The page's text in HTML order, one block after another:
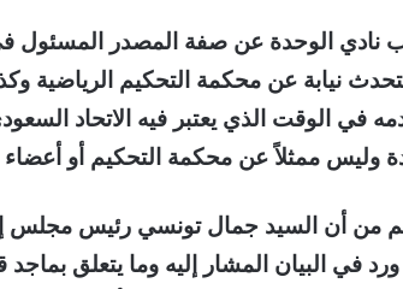
نادي الوحدة عن صفة المصدر المسئول
نيابة عن محكمة التحكيم الرياضية
في الوقت الذي يعتبر فيه الاتحاد
وليس ممثلاً عن محكمة التحكيم أو أعضاء
من أن السيد جمال تونسي رئيس مجلس
ورد في البيان المشار إليه وما يتعلق